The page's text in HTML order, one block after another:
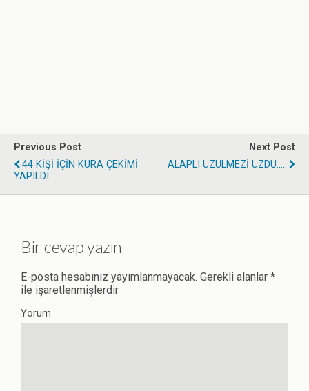
Previous Post
44 KİŞİ İÇİN KURA ÇEKİMİ
YAPILDI
Next Post
ALAPLI ÜZÜLMEZİ ÜZDÜ.....
Bir cevap yazın
E-posta hesabınız yayımlanmayacak. Gerekli alanlar *
ile işaretlenmişlerdir
Yorum